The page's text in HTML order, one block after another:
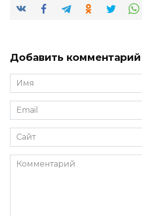
Добавить комментарий
Имя
*
Email
*
Сайт
Комментарий